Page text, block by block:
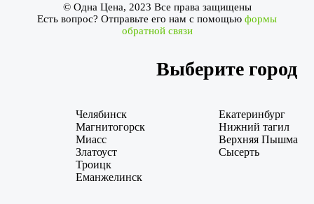
© Одна Цена, 2023 Все права защищены
Есть вопрос? Отправьте его нам с помощью формы
обратной связи
Выберите город
Челябинск
Магнитогорск
Миасс
Златоуст
Троицк
Еманжелинск
Екатеринбург
Нижний тагил
Верхняя Пышма
Сысерть